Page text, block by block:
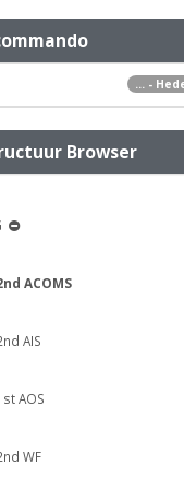
... -
Browser
ACOMS
AIS
AOS
WF